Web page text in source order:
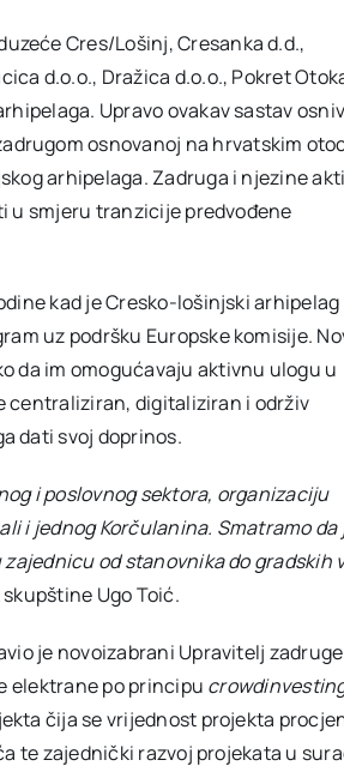
Cres/Lošinj, Cresanka d.d.,
d.o.o., Dražica d.o.o., Pokret
Upravo ovakav sastav
osnovanoj na hrvatskim
arhipelaga. Zadruga i njezine
u smjeru tranzicije predvođene
kad je Cresko-lošinjski arhipelag
uz podršku Europske komisije.
da im omogućavaju aktivnu ulogu u
centraliziran, digitaliziran i održiv
dati svoj doprinos.
i poslovnog sektora, organizaciju
i jednog Korčulanina. Smatramo da
od stanovnika do gradskih
Ugo Toić.
je novoizabrani Upravitelj zadruge
elektrane po principu
čija se vrijednost projekta
te zajednički razvoj projekata u